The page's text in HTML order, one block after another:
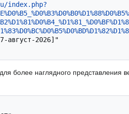
index.php?
более наглядного представления